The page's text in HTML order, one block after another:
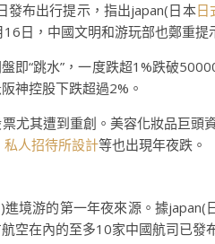
發布出行提示，指出japan(日本日
日，中國文明和游玩部也鄭重提
即“跳水”，一度跌超1%跌破
神控股下跌超過2%。
尤其遭到重創。美容化妝品巨
私人招待所設計等也出現年夜跌。
進境游的第一年夜來源。據
空在內的至多10家中國航司已發